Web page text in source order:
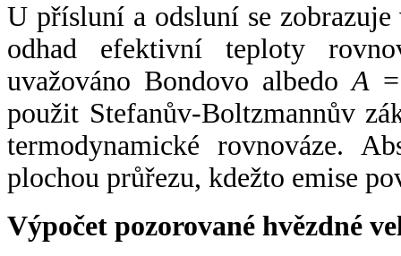
U přísluní a odsluní se
odhad efektivní teploty
uvažováno Bondovo albedoA
použit Stefanův-Boltzmannův
termodynamické rovnováze.
plochou průřezu, kdežto emise
Výpočet pozorované hvězdné